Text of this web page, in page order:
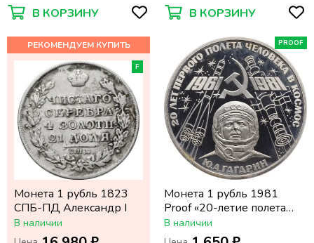
В КОРЗИНУ В КОРЗИНУ
F
Монета 1 рубль 1823
СПБ-ПД Александр I
В наличии
PROOF
Монета 1 рубль 1981
Proof «20-летие полета
Гагарина в космос»
(Новодел) капсула
В наличии